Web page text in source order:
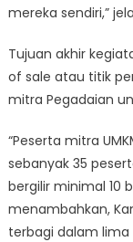
mereka sendiri,”
Tujuan akhir
of sale atau titik
mitra Pegadaian
“Peserta mitra
sebanyak 35
bergilir minimal 10
menambahkan,
terbagi dalam lima